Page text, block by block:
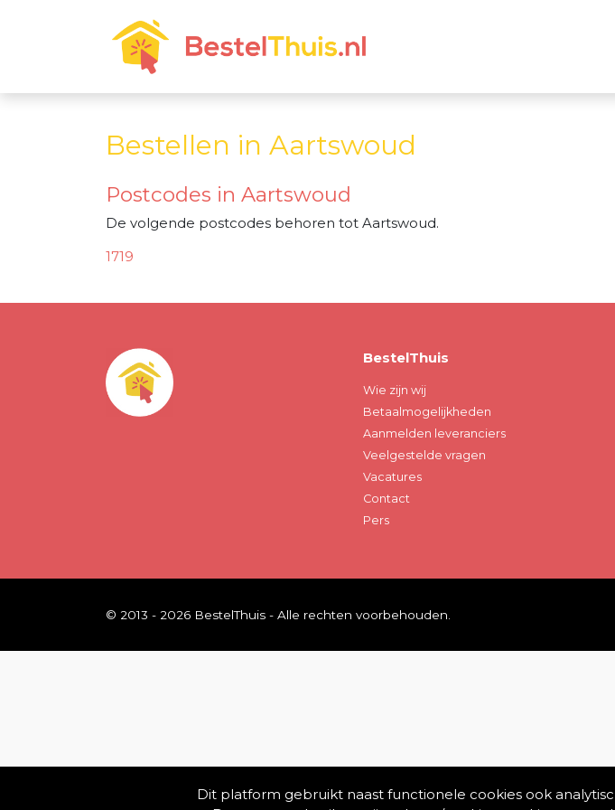
Bestellen in Aartswoud
Postcodes in Aartswoud
De volgende postcodes behoren tot Aartswoud.
1719
BestelThuis
Wie zijn wij
Betaalmogelijkheden
Aanmelden leveranciers
Veelgestelde vragen
Vacatures
Contact
Pers
© 2013 - 2026 BestelThuis - Alle rechten voorbehouden.
Dit platform gebruikt naast functionele cookies ook